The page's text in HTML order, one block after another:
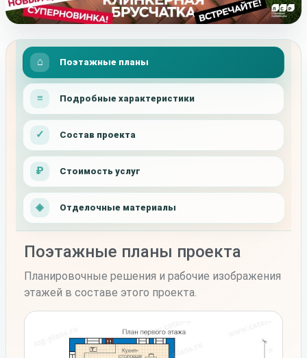
Поэтажные планы
Подробные характеристики
Состав проекта
Стоимость услуг
Отделочные материалы
Поэтажные планы проекта
Планировочные решения и рабочие изображения
этажей в составе этого проекта.